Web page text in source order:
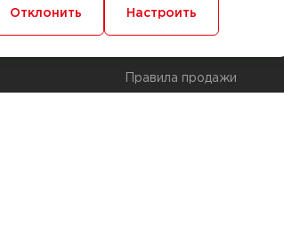
Доставка и оплата
Правила продажи
Функциональные/Аналитические
Отклонить Настроить